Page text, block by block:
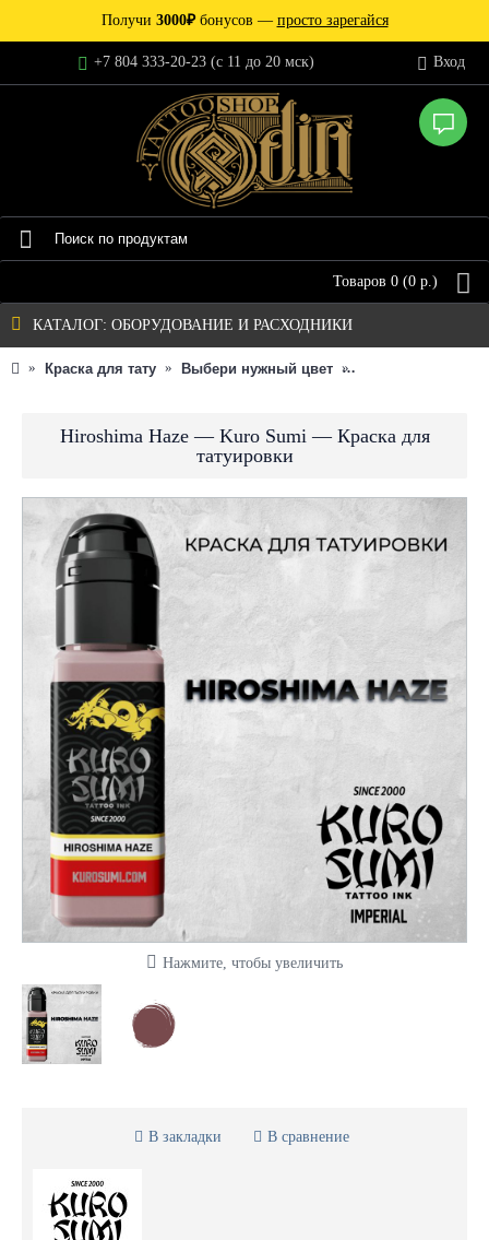
Получи 3000₽бонусов — просто зарегайся
+7 804 333-20-23 (c 11 до 20 мск) Вход
Товаров 0 (0 р.)
КАТАЛОГ: ОБОРУДОВАНИЕ И РАСХОДНИКИ
Краска для тату Выбери нужный цвет
Hiroshima Haze — Kuro Sumi — Краска для
татуировки
Нажмите, чтобы увеличить
В закладки В сравнение